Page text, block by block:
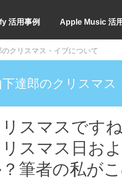
活用事例 Apple Music 活
クリスマス・イブについて
下達郎のクリスマ
スマスです
スマス日お
筆者の私が